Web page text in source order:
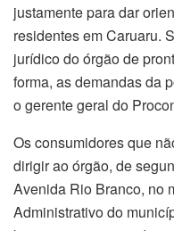
justamente para dar
residentes em Caruaru.
jurídico do órgão de
forma, as demandas da
o gerente geral do
Os consumidores que
dirigir ao órgão, de
Avenida Rio Branco, no
Administrativo do